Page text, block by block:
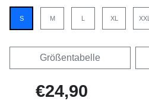
S M L XL XXL
Größentabelle
€24,90